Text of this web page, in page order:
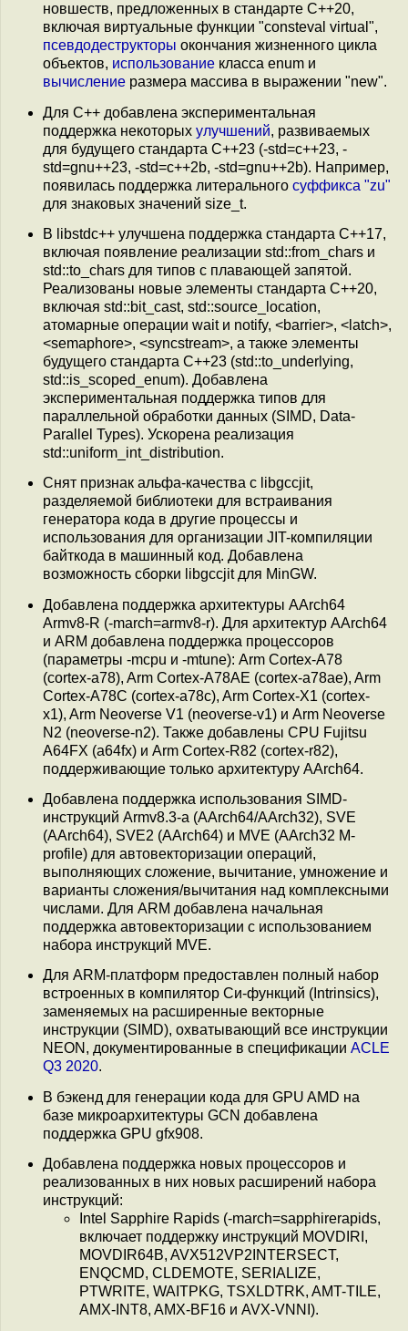
новшеств, предложенных в стандарте C++20,
включая виртуальные функции "consteval virtual",
псевдодеструкторы окончания жизненного цикла
объектов, использование класса enum и
вычисление размера массива в выражении "new".
Для C++ добавлена экспериментальная
поддержка некоторых улучшений, развиваемых
для будущего стандарта C++23 (-std=c++23, -
std=gnu++23, -std=c++2b, -std=gnu++2b). Например,
появилась поддержка литерального суффикса "zu"
для знаковых значений size_t.
В libstdc++ улучшена поддержка стандарта C++17,
включая появление реализации std::from_chars и
std::to_chars для типов с плавающей запятой.
Реализованы новые элементы стандарта C++20,
включая std::bit_cast, std::source_location,
атомарные операции wait и notify, <barrier>, <latch>,
<semaphore>, <syncstream>, а также элементы
будущего стандарта C++23 (std::to_underlying,
std::is_scoped_enum). Добавлена
экспериментальная поддержка типов для
параллельной обработки данных (SIMD, Data-
Parallel Types). Ускорена реализация
std::uniform_int_distribution.
Снят признак альфа-качества с libgccjit,
разделяемой библиотеки для встраивания
генератора кода в другие процессы и
использования для организации JIT-компиляции
байткода в машинный код. Добавлена
возможность сборки libgccjit для MinGW.
Добавлена поддержка архитектуры AArch64
Armv8-R (-march=armv8-r). Для архитектур AArch64
и ARM добавлена поддержка процессоров
(параметры -mcpu и -mtune): Arm Cortex-A78
(cortex-a78), Arm Cortex-A78AE (cortex-a78ae), Arm
Cortex-A78C (cortex-a78c), Arm Cortex-X1 (cortex-
x1), Arm Neoverse V1 (neoverse-v1) и Arm Neoverse
N2 (neoverse-n2). Также добавлены CPU Fujitsu
A64FX (a64fx) и Arm Cortex-R82 (cortex-r82),
поддерживающие только архитектуру AArch64.
Добавлена поддержка использования SIMD-
инструкций Armv8.3-a (AArch64/AArch32), SVE
(AArch64), SVE2 (AArch64) и MVE (AArch32 M-
profile) для автовекторизации операций,
выполняющих сложение, вычитание, умножение и
варианты сложения/вычитания над комплексными
числами. Для ARM добавлена начальная
поддержка автовекторизации с использованием
набора инструкций MVE.
Для ARM-платформ предоставлен полный набор
встроенных в компилятор Си-функций (Intrinsics),
заменяемых на расширенные векторные
инструкции (SIMD), охватывающий все инструкции
NEON, документированные в спецификации ACLE
Q3 2020.
В бэкенд для генерации кода для GPU AMD на
базе микроархитектуры GCN добавлена
поддержка GPU gfx908.
Добавлена поддержка новых процессоров и
реализованных в них новых расширений набора
инструкций:
Intel Sapphire Rapids (-march=sapphirerapids,
включает поддержку инструкций MOVDIRI,
MOVDIR64B, AVX512VP2INTERSECT,
ENQCMD, CLDEMOTE, SERIALIZE,
PTWRITE, WAITPKG, TSXLDTRK, AMT-TILE,
AMX-INT8, AMX-BF16 и AVX-VNNI).